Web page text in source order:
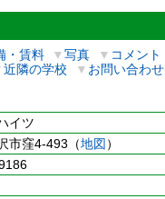
・賃料 ▼写真 ▼ コメント
近隣の学校 ▼ お問い合わ
イツ
市窪4-493（地図 ）